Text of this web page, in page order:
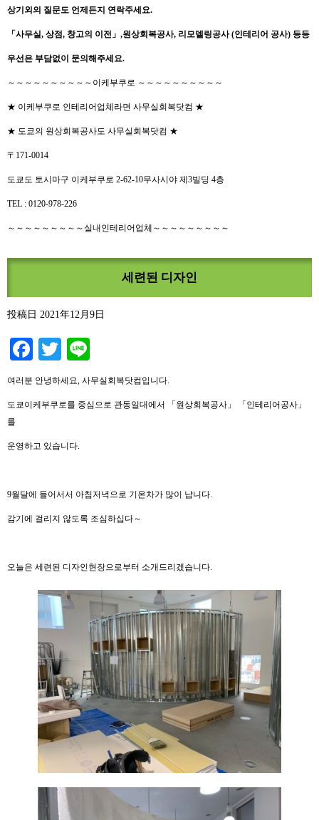
상기외의 질문도 언제든지 연락주세요.
「 사무실, 상점, 창고의 이전 」 ,원상회복공사, 리모델링공사(인테리어 공사) 등등
우선은 부담없이 문의해주세요.
～～～～～～～～～～이케부쿠로 ～～～～～～～～～～
★ 이케부쿠로 인테리어업체라면 사무실회복닷컴 ★
★ 도쿄의 원상회복공사도 사무실회복닷컴 ★
〒171-0014
도쿄도 토시마구 이케부쿠로 2-62-10무사시야 제3빌딩 4층
TEL : 0120-978-226
～～～～～～～～～실내인테리어업체～～～～～～～～～
세련된 디자인
投稿日 2021年12月9日
Facebook
Twitter
여러분 안녕하세요, 사무실회복닷컴입니다.
도쿄이케부쿠로를 중심으로 관동일대에서 「원상회복공사」 「인테리어공사」
를
운영하고 있습니다.
9월달에 들어서서 아침저녁으로 기온차가 많이 납니다.
감기에 걸리지 않도록 조심하십다～
오늘은 세련된 디자인현장으로부터 소개드리겠습니다.